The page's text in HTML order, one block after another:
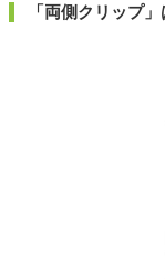
「両側クリップ